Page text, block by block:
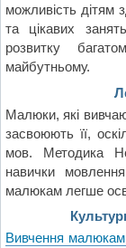
можливість дітям
та цікавих
розвитку
майбутньому.
Малюки, які
засвоюють її,
мов. Методика
навички
малюкам легше
Вивчення